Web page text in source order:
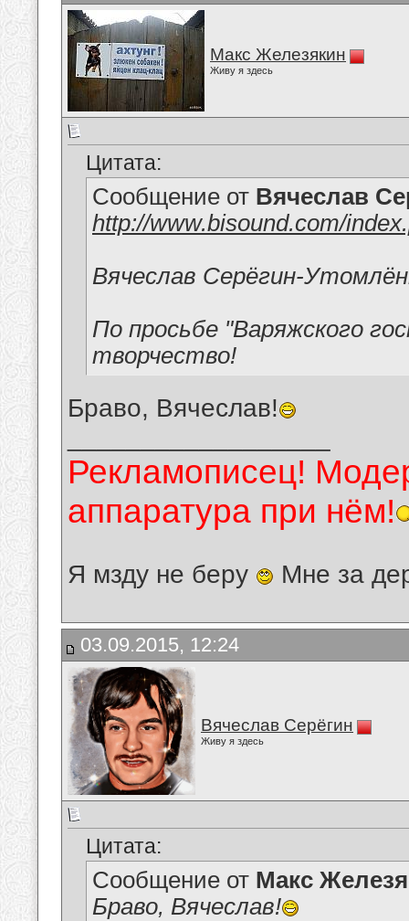
Макс Железякин
Живу я здесь
Цитата:
Сообщение от Вячеслав
http://www.bisound.com/
Вячеслав Серёгин-
По просьбе "Варяжского
творчество!
Браво, Вячеслав!
Рекламописец!
аппаратура при нём!
Я мзду не беру Мне за
03.09.2015, 12:24
Вячеслав Серёгин
Живу я здесь
Цитата:
Сообщение от Макс
Браво, Вячеслав!